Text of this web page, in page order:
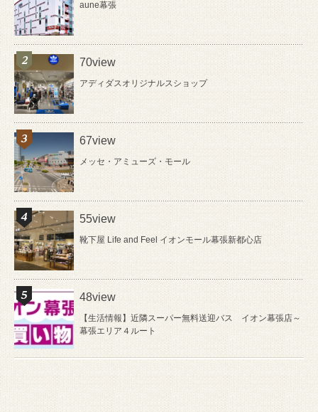
aune幕張
70view
アディダスオリジナルスショップ
67view
メッセ・アミューズ・モール
55view
靴下屋 Life and Feel イオンモール幕張新都心店
48view
【生活情報】近隣スーパー無料送迎バス イオン幕張店～
幕張エリア４ルート